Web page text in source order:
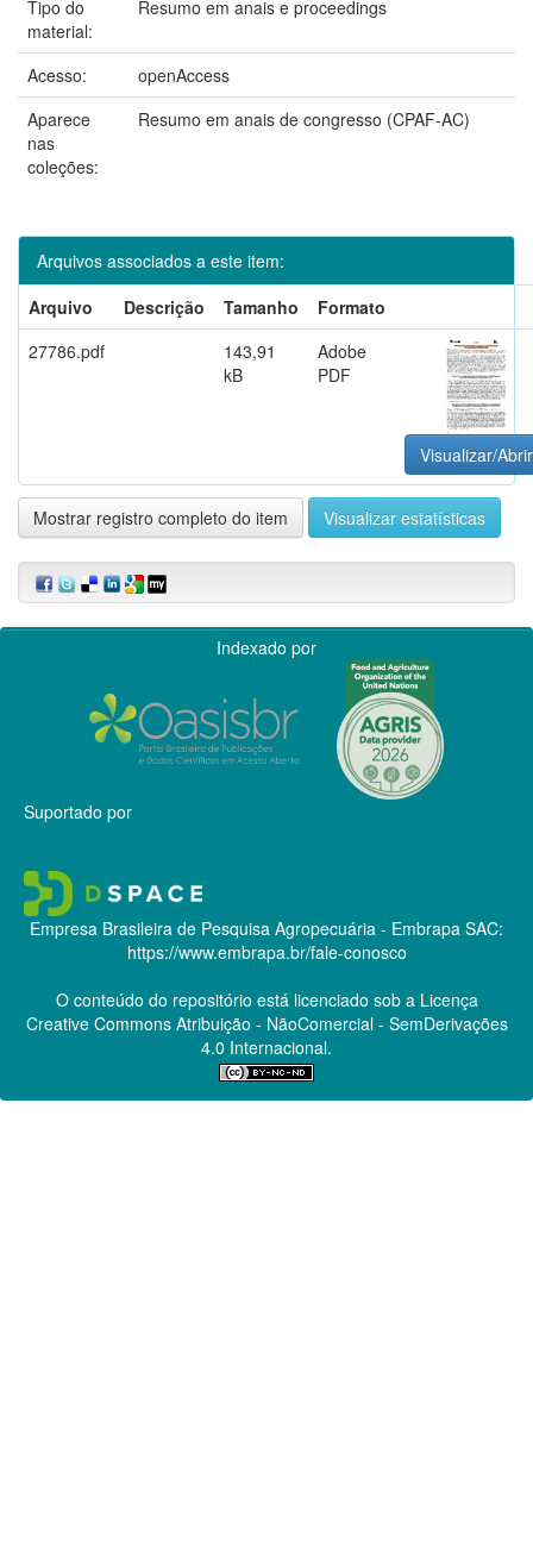
Tipo do
material:
Resumo em anais e proceedings
Acesso:
openAccess
Aparece
nas
coleções:
Resumo em anais de congresso (CPAF-AC)
Arquivos associados a este item:
Arquivo
Descrição Tamanho
Formato
27786.pdf
143,91
kB
Adobe
PDF
Visualizar/Abrir
Mostrar registro completo do item Visualizar estatísticas
Indexado por
Suportado por
Empresa Brasileira de Pesquisa Agropecuária - Embrapa SAC:
https://www.embrapa.br/fale-conosco
O conteúdo do repositório está licenciado sob a Licença
Creative CommonsAtribuição - NãoComercial - SemDerivações
4.0 Internacional.